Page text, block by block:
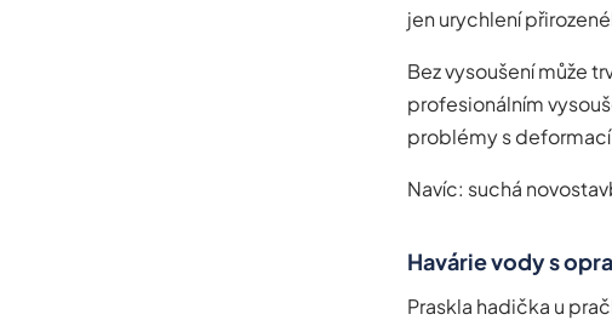
jen urychlení
Bez vysoušení může
profesionálním
problémy s
Navíc: suchá
Havárie vody s
Praskla hadička u